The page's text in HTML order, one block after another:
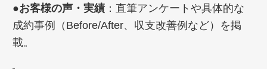
●お客様の声・実績 ：直筆アンケートや具体的な
成約事例（Before/After、収支改善例など）を掲
載。